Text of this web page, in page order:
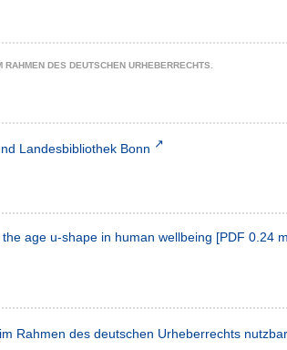
DES DEUTSCHEN URHEBERRECHTS.
Landesbibliothek Bonn
age u-shape in human wellbeing [PDF 0.24
Rahmen des deutschen Urheberrechts nutzbar.